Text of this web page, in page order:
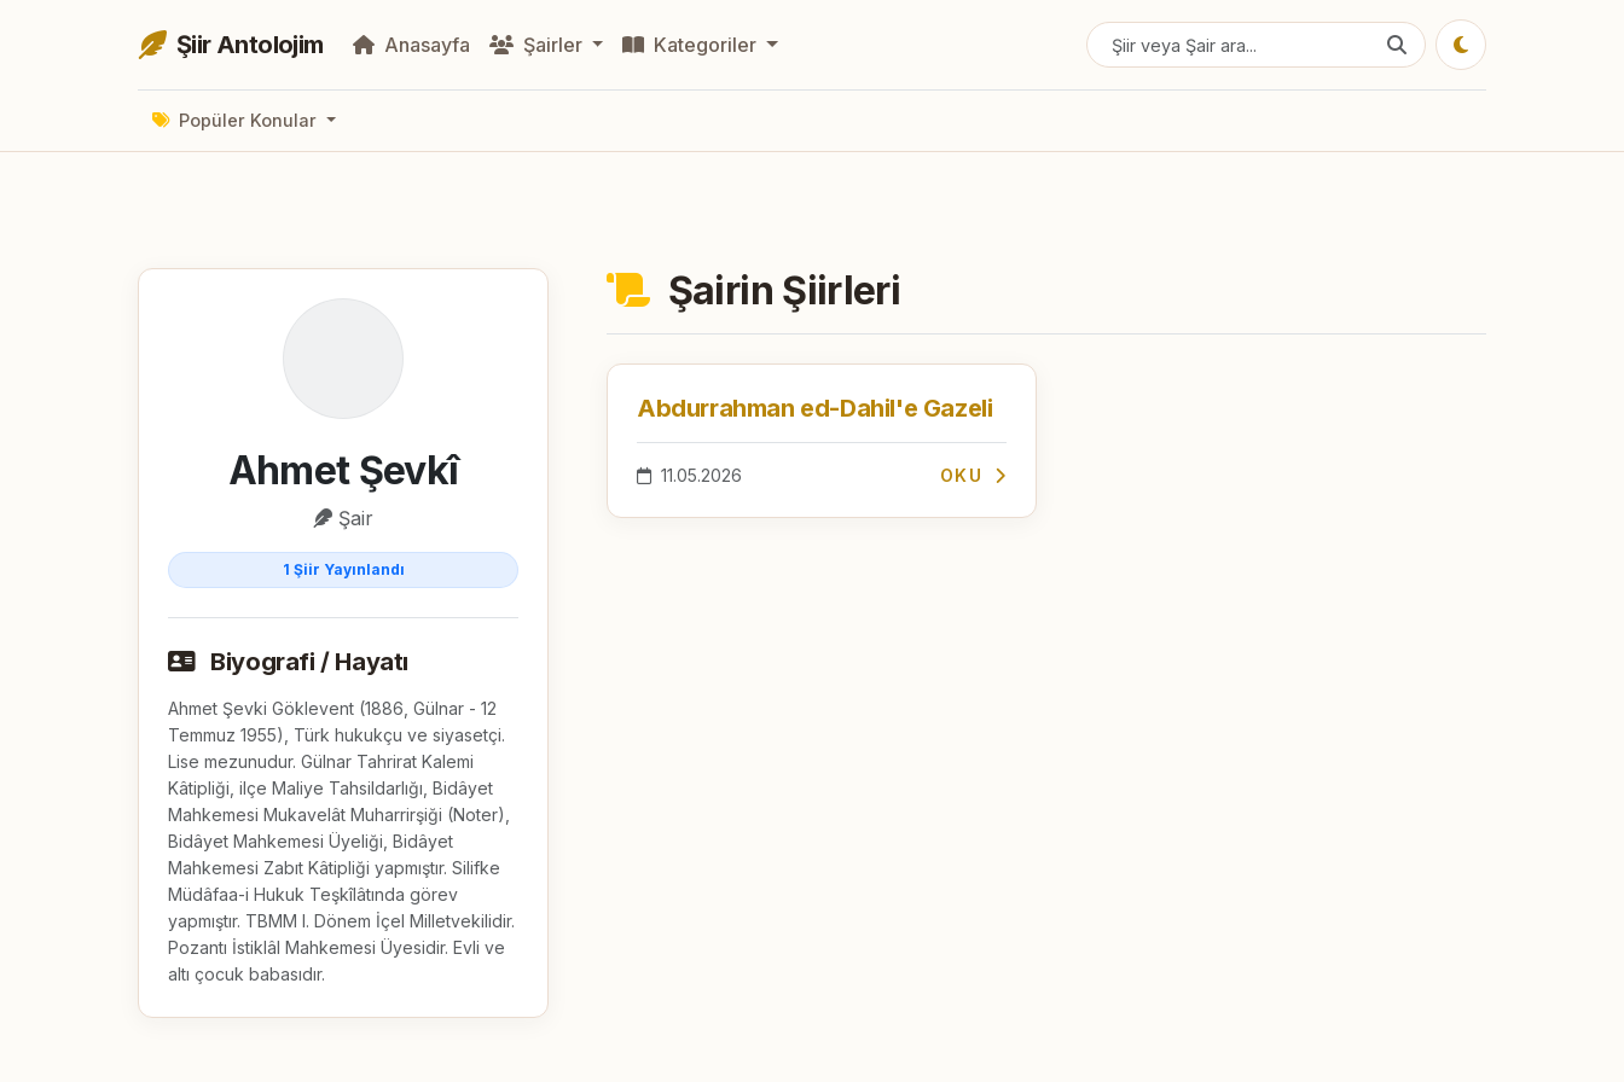
Şiir Antolojim Anasayfa Şairler Kategoriler
Popüler Konular
Ahmet Şevkî
Şair
1 Şiir Yayınlandı
Biyografi / Hayatı
Ahmet Şevki Göklevent (1886, Gülnar - 12
Temmuz 1955), Türk hukukçu ve siyasetçi.
Lise mezunudur. Gülnar Tahrirat Kalemi
Kâtipliği, ilçe Maliye Tahsildarlığı, Bidâyet
Mahkemesi Mukavelât Muharrirşiği (Noter),
Bidâyet Mahkemesi Üyeliği, Bidâyet
Mahkemesi Zabıt Kâtipliği yapmıştır. Silifke
Müdâfaa-i Hukuk Teşkîlâtında görev
yapmıştır. TBMM I. Dönem İçel Milletvekilidir.
Pozantı İstiklâl Mahkemesi Üyesidir. Evli ve
altı çocuk babasıdır.
Şairin Şiirleri
Abdurrahman ed-Dahil'e Gazeli
11.05.2026 OKU